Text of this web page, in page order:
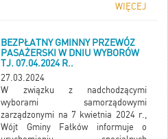
WIĘCEJ
BEZPŁATNY GMINNY PRZEWÓZ
PASAŻERSKI W DNIU WYBORÓW
TJ. 07.04.2024 R..
27.03.2024
W związku z nadchodzącymi
wyborami samorządowymi
zarządzonymi na 7 kwietnia 2024 r.,
Wójt Gminy Fałków informuje o